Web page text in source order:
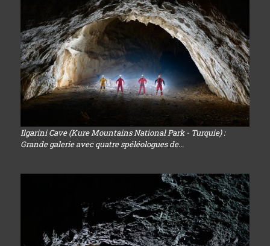
Ilgarini Cave (Kure Mountains National Park - Turquie) :
Grande galerie avec quatre spéléologues de...